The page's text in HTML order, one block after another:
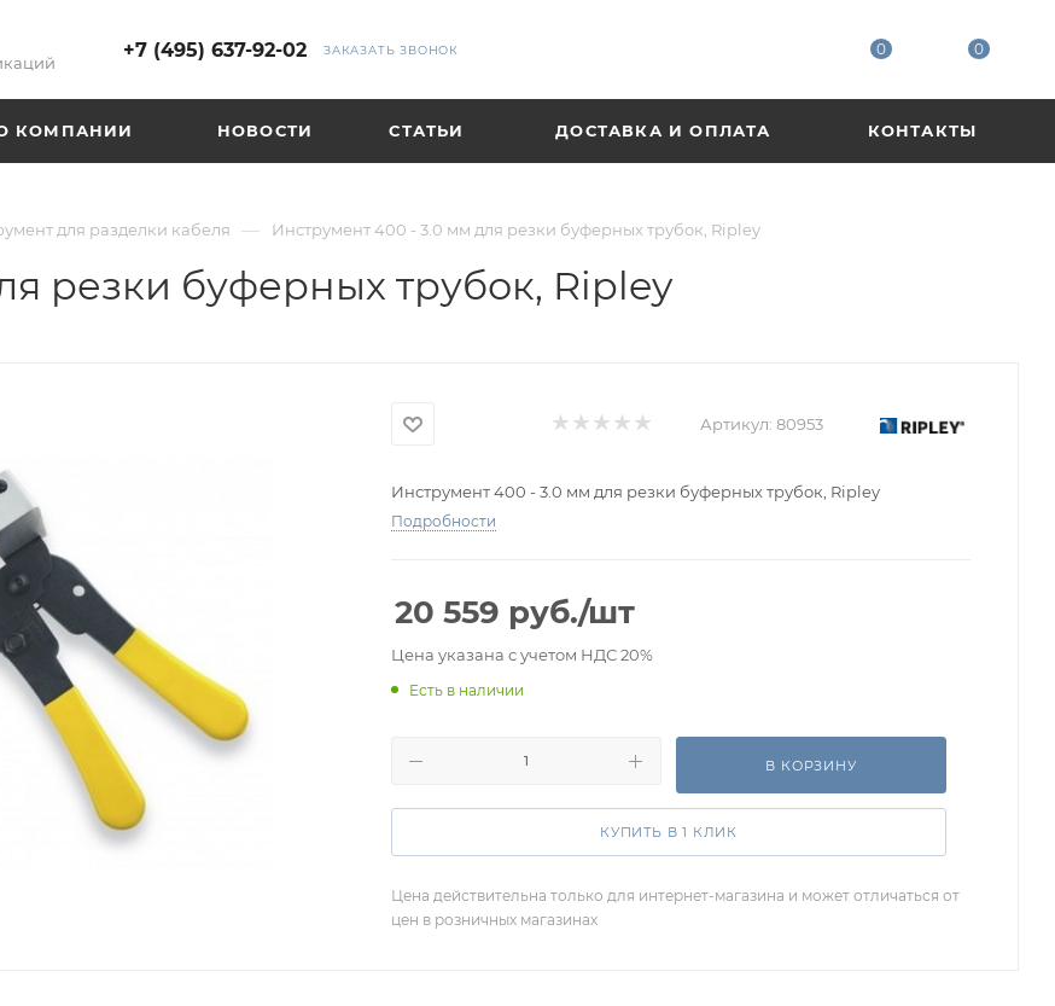
+7 (495) 637-92-02 ЗАКАЗАТЬ ЗВОНОК 0 0
КОМПАНИИ НОВОСТИ СТАТЬИ ДОСТАВКА И ОПЛАТА КОНТАКТЫ
для разделки кабеля — Инструмент 400 - 3.0 мм для резки буферных трубок, Ripley
резки буферных трубок, Ripley
Артикул: 80953
Инструмент 400 - 3.0 мм для резки буферных трубок, Ripley
Подробности
20 559 руб./шт
Цена указана с учетом НДС 20%
Есть в наличии
В КОРЗИНУ
КУПИТЬ В 1 КЛИК
Цена действительна только для интернет-магазина и может отличаться от
цен в розничных магазинах